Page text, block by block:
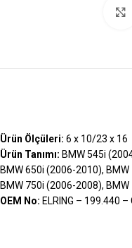
Ürün Ölçüleri: 6 x 10/23 x 16
Ürün Tanımı: BMW 545i
BMW 650i (2006-2010),
BMW 750i (2006-2008),
OEM No: ELRING – 199.440